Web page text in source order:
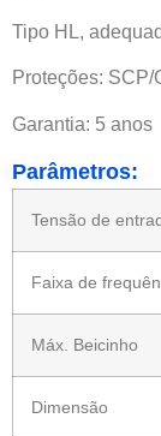
Tipo HL,
Proteções: SCP/
Garantia: 5 anos
Parâmetros:
Tensão de
Faixa de
Máx. Beicinho
Dimensão